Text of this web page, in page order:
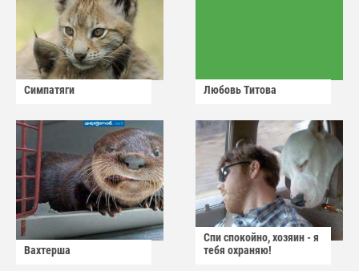
Симпатяги Любовь Титова
Вахтерша
Спи спокойно, хозяин - я
тебя охраняю!